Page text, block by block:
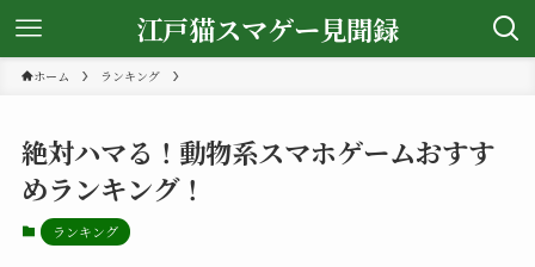
江戸猫スマゲー見聞録
ホーム ランキング
絶対ハマる！動物系スマホゲームおすす
めランキング！
ランキング